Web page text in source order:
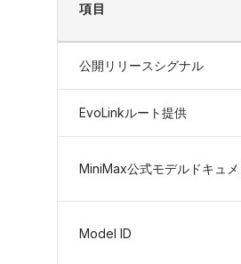
項目
公開リリースシグナル
EvoLinkルート提供
MiniMax公式モデルドキュメ
Model ID